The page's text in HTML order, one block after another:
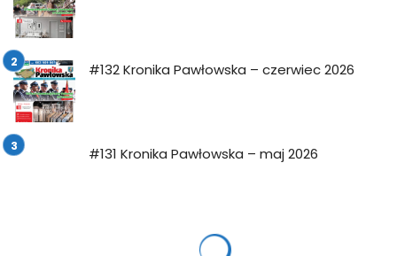
#132 Kronika Pawłowska – czerwiec 2026
#131 Kronika Pawłowska – maj 2026